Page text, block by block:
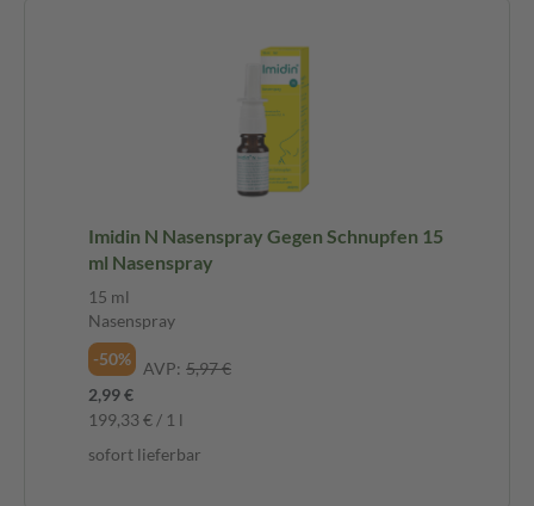
Imidin N Nasenspray Gegen Schnupfen 15
ml Nasenspray
15 ml
Nasenspray
-50%
AVP: 5,97 €
2,99 €
199,33 € / 1 l
sofort lieferbar